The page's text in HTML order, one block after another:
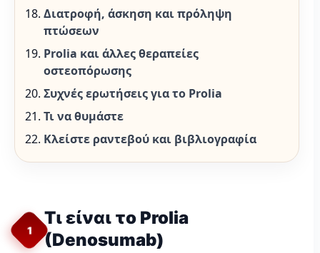
Διατροφή, άσκηση και πρόληψη
πτώσεων
Prolia και άλλες θεραπείες
οστεοπόρωσης
Συχνές ερωτήσεις για το Prolia
Τι να θυμάστε
Κλείστε ραντεβού και βιβλιογραφία
1
Τι είναι το Prolia
(Denosumab)